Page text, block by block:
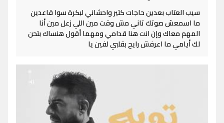
سيب العتاب بعدين حاجات كتير واحشاني لبكرة سوا قاعدين
ما اسمعش صوتك تاني مش وقت مين اللي زعل مين أنا
المهم معاك وإن انت هنا قدامي ومهما أقول هنساك بتحن
لك أيامي ما اعرفش رايح بقلبي لفين يا